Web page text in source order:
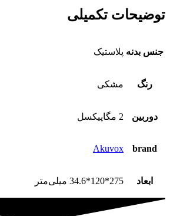
توضیحات تکمیلی
جنس بدنه پلاستیک
رنگ مشکی
دوربین 2 مگاپیکسل
brand
Akuvox
ابعاد 275*120*34.6 میلی‌متر